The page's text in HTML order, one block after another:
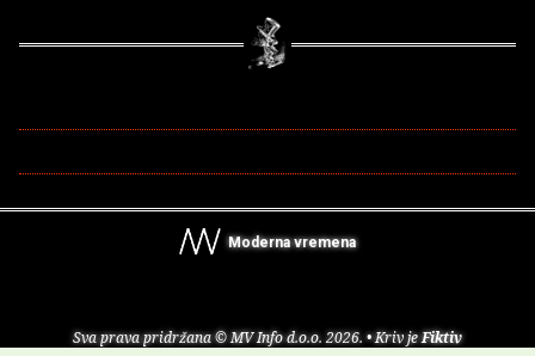
Moderna vremena
Sva prava pridržana © MV Info d.o.o. 2026. • Kriv jeFiktiv